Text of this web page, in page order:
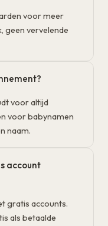
voor meer
geen vervelende
voor altijd
voor babynamen
naam.
account
gratis accounts.
als betaalde